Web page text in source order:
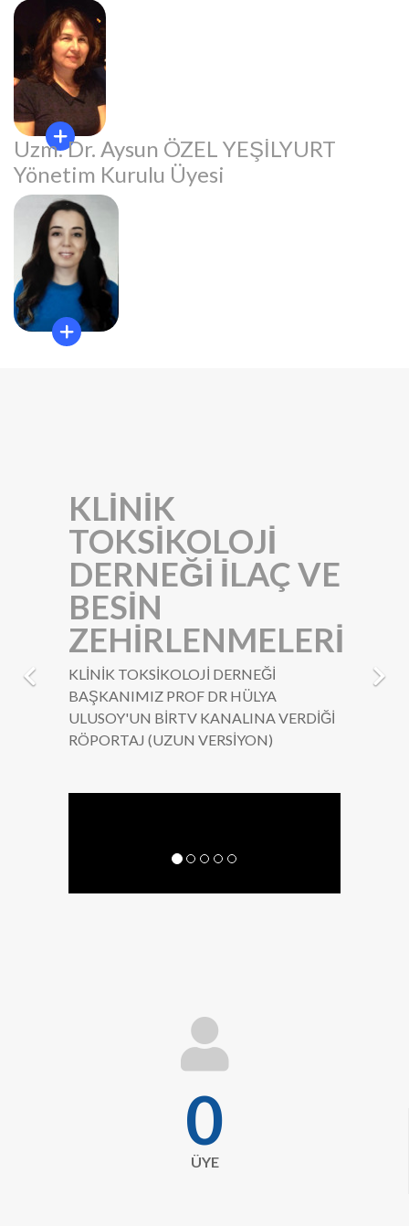
Uzm. Dr. Aysun ÖZEL YEŞİLYURT
Yönetim Kurulu Üyesi
KLİNİK
TOKSİKOLOJİ
DERNEĞİ İLAÇ VE
BESİN
ZEHİRLENMELERİ
KLİNİK TOKSİKOLOJİ DERNEĞİ
BAŞKANIMIZ PROF DR HÜLYA
ULUSOY'UN BİRTV KANALINA VERDİĞİ
RÖPORTAJ (UZUN VERSİYON)
user
0
ÜYE